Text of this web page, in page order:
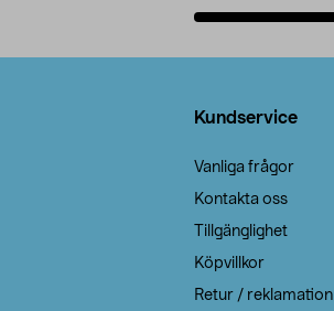
Kundservice
Vanliga frågor
Kontakta oss
Tillgänglighet
Köpvillkor
Retur / reklamation